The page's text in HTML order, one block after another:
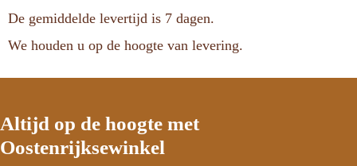
De gemiddelde levertijd is 7 dagen.
We houden u op de hoogte van levering.
Altijd op de hoogte met
Oostenrijksewinkel